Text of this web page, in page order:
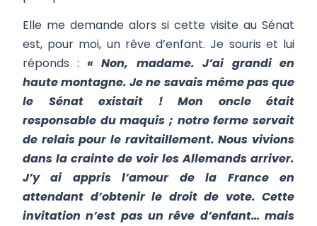
Elle me demande alors si cette visite au Sénat
est, pour moi, un rêve d’enfant. Je souris et lui
réponds : « Non, madame. J’ai grandi en
haute montagne. Je ne savais même pas que
le Sénat existait ! Mon oncle était
responsable du maquis ; notre ferme servait
de relais pour le ravitaillement. Nous vivions
dans la crainte de voir les Allemands arriver.
J’y ai appris l’amour de la France en
attendant d’obtenir le droit de vote. Cette
invitation n’est pas un rêve d’enfant… mais